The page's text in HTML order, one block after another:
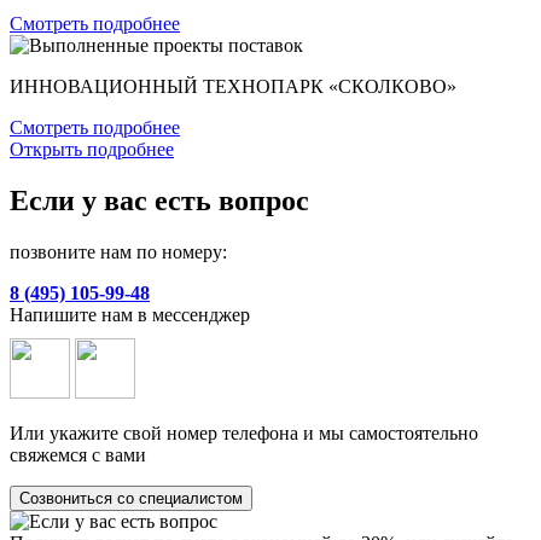
Смотреть подробнее
ИННОВАЦИОННЫЙ ТЕХНОПАРК «СКОЛКОВО»
Смотреть подробнее
Открыть подробнее
Если у вас есть вопрос
позвоните нам по номеру:
8 (495) 105-99-48
Напишите нам в мессенджер
Или укажите свой номер телефона и мы самостоятельно
свяжемся с вами
Созвониться со специалистом